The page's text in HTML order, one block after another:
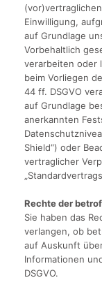
Einwilligung,
auf Grundlage
Vorbehaltlich
verarbeiten oder
beim Vorliegen
44 ff. DSGVO
auf Grundlage
anerkannten
Shield“) oder
vertraglicher
Rechte der
Sie haben das
verlangen, ob
auf Auskunft
Informationen
DSGVO.